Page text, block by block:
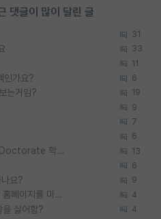
댓글이 많이 달린 글
31
33
11
인가요? 6
는거임? 19
9
7
6
우리나라도 학구 열풍보면 Higher Doctorate 학위가 필요하다고 봅니다. 13
6
요? 9
카이스트 교수님들 중에서도 연구실 홈페이지를 마련 안 하신 분들이 계시던데 4
을 싫어함? 4